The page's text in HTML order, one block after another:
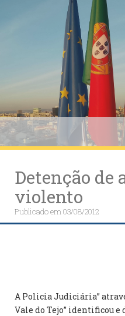
Detenção de
violento
Publicado em03/08/2012
A Policia Judiciária”
Vale do Tejo” identificou e